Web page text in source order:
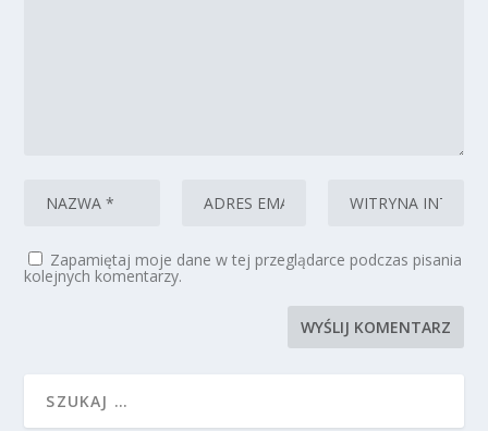
Zapamiętaj moje dane w tej przeglądarce podczas pisania
kolejnych komentarzy.